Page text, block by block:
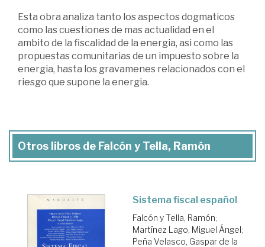
Esta obra analiza tanto los aspectos dogmaticos
como las cuestiones de mas actualidad en el
ambito de la fiscalidad de la energia, asi como las
propuestas comunitarias de un impuesto sobre la
energia, hasta los gravamenes relacionados con el
riesgo que supone la energia.
Otros libros de Falcón y Tella, Ramón
Sistema fiscal español
Falcón y Tella, Ramón;
Martínez Lago, Miguel Ángel;
Peña Velasco, Gaspar de la